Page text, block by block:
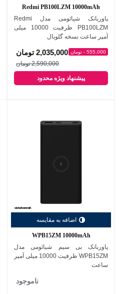
Redmi PB100LZM 10000mAh
پاوربانک شیائومی مدل Redmi
PB100LZM ظرفیت 10000 میلی
آمپر ساعت نسخه گلوبال
555,000 - تومان 2,035,000 تومان
2,590,000 تومان
پیشنهاد ویژه محدود
اضافه به مقایسه
WPB15ZM 10000mAh
پاوربانک بی سیم شیائومی مدل
WPB15ZM ظرفیت 10000 میلی آمپر
ساعت
ناموجود